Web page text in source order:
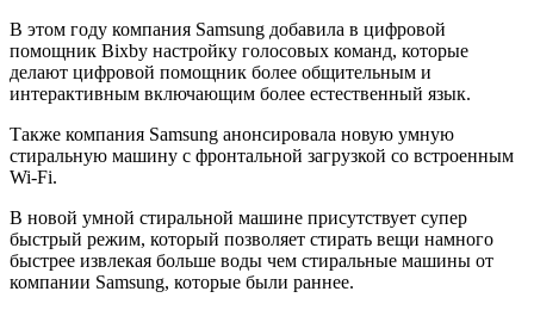
В этом году компания Samsung добавила в цифровой
помощник Bixby настройку голосовых команд, которые
делают цифровой помощник более общительным и
интерактивным включающим более естественный язык.
Также компания Samsung анонсировала новую умную
стиральную машину с фронтальной загрузкой со встроенным
Wi-Fi.
В новой умной стиральной машине присутствует супер
быстрый режим, который позволяет стирать вещи намного
быстрее извлекая больше воды чем стиральные машины от
компании Samsung, которые были раннее.